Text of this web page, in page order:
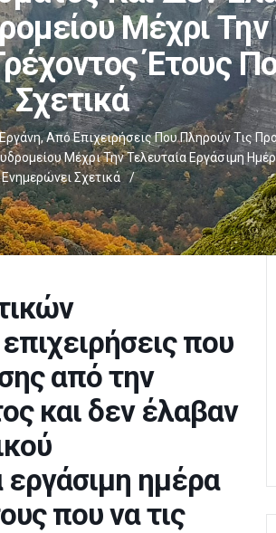
Μέχρι Την
Έτους
Σχετικά
Από Επιχειρήσεις Που Πληρούν Τις
Μέχρι Την Τελευταία Εργάσιμη
Ενημερώνει Σχετικά
/
που
από την
και δεν έλαβαν
εργάσιμη ημέρα
που να τις